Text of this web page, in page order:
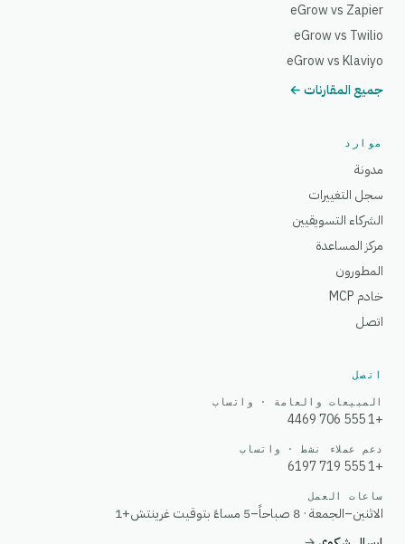
eGrow vs Zapier
eGrow vs Twilio
eGrow vs Klaviyo
جميع المقارنات ←
موارد
مدونة
سجل التغييرات
الشركاء التسويقيين
مركز المساعدة
المطورون
خادم MCP
اتصل
اتصل
المبيعات والعامة · واتساب
+1 555 706 4469
دعم عملاء نشط · واتساب
+1 555 719 6197
ساعات العمل
الاثنين–الجمعة · 8 صباحاً–5 مساءً بتوقيت غرينتش+1